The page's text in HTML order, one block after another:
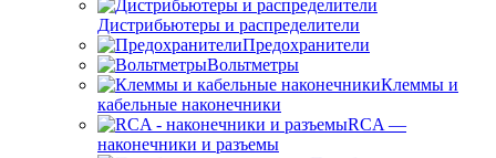
Дистрибьютеры и распределители
Предохранители
Вольтметры
Клеммы и
кабельные наконечники
RCA —
наконечники и разъемы